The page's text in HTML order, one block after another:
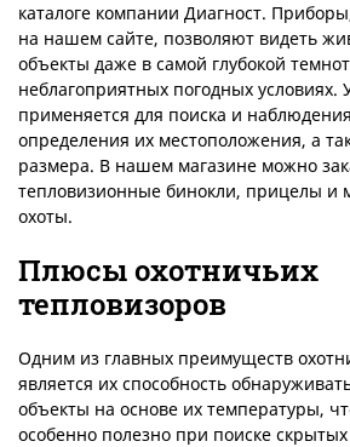
каталоге компании Диагност.
на нашем сайте, позволяют видеть
объекты даже в самой глубокой
неблагоприятных погодных условиях.
применяется для поиска и
определения их местоположения, а
размера. В нашем магазине можно
тепловизионные бинокли, прицелы и
охоты.
Плюсы охотничьих
тепловизоров
Одним из главных преимуществ
является их способность
объекты на основе их температуры,
особенно полезно при поиске